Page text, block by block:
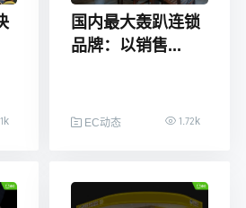
国内最大轰趴连锁
品牌：以销售...
EC动态 1.72k